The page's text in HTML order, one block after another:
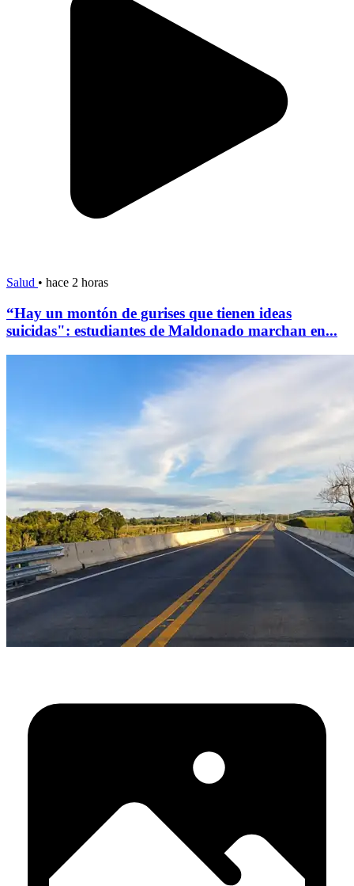
Salud • hace 2 horas
“Hay un montón de gurises que tienen ideas
suicidas": estudiantes de Maldonado marchan en...